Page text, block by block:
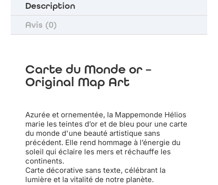
Description
Avis (0)
Carte du Monde or –
Original Map Art
Azurée et ornementée, la Mappemonde Hélios
marie les teintes d’or et de bleu pour une carte
du monde d'une beauté artistique sans
précédent. Elle rend hommage à l’énergie du
soleil qui éclaire les mers et réchauffe les
continents.
Carte décorative sans texte, célébrant la
lumière et la vitalité de notre planète.